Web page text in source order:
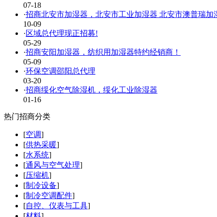
07-18
·招商北安市加湿器，北安市工业加湿器 北安市澳普瑞加
10-09
·区域总代理现正招募!
05-29
·招商安阳加湿器，纺织用加湿器特约经销商！
05-09
·环保空调邵阳总代理
03-20
·招商绥化空气除湿机，绥化工业除湿器
01-16
热门招商分类
[空调]
[供热采暖]
[水系统]
[通风与空气处理]
[压缩机]
[制冷设备]
[制冷空调配件]
[自控、仪表与工具]